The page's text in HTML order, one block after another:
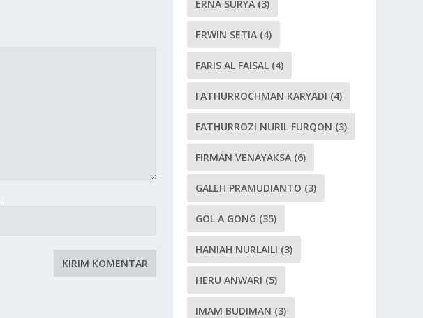
ERNA SURYA (3)
ERWIN SETIA (4)
FARIS AL FAISAL (4)
FATHURROCHMAN KARYADI (4)
FATHURROZI NURIL FURQON (3)
FIRMAN VENAYAKSA (6)
GALEH PRAMUDIANTO (3)
GOL A GONG (35)
HANIAH NURLAILI (3)
HERU ANWARI (5)
IMAM BUDIMAN (3)